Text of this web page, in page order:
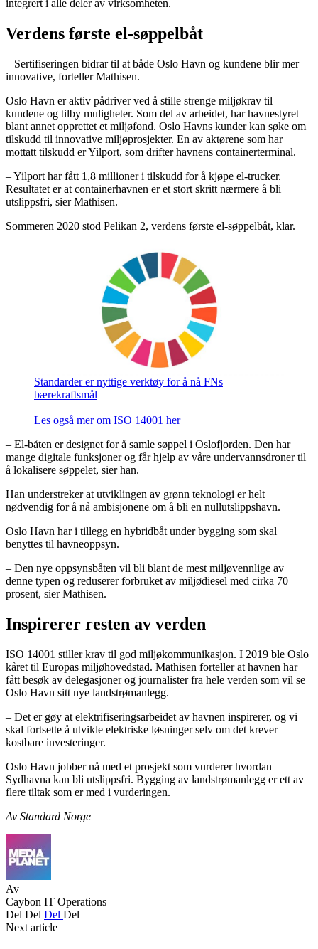
integrert i alle deler av virksomheten.
Verdens første el-søppelbåt
– Sertifiseringen bidrar til at både Oslo Havn og kundene blir mer
innovative, forteller Mathisen.
Oslo Havn er aktiv pådriver ved å stille strenge miljøkrav til
kundene og tilby muligheter. Som del av arbeidet, har havnestyret
blant annet opprettet et miljøfond. Oslo Havns kunder kan søke om
tilskudd til innovative miljøprosjekter. En av aktørene som har
mottatt tilskudd er Yilport, som drifter havnens containerterminal.
– Yilport har fått 1,8 millioner i tilskudd for å kjøpe el-trucker.
Resultatet er at containerhavnen er et stort skritt nærmere å bli
utslippsfri, sier Mathisen.
Sommeren 2020 stod Pelikan 2, verdens første el-søppelbåt, klar.
Standarder er nyttige verktøy for å nå FNs
bærekraftsmål
Les også mer om ISO 14001 her
– El-båten er designet for å samle søppel i Oslofjorden. Den har
mange digitale funksjoner og får hjelp av våre undervannsdroner til
å lokalisere søppelet, sier han.
Han understreker at utviklingen av grønn teknologi er helt
nødvendig for å nå ambisjonene om å bli en nullutslippshavn.
Oslo Havn har i tillegg en hybridbåt under bygging som skal
benyttes til havneoppsyn.
– Den nye oppsynsbåten vil bli blant de mest miljøvennlige av
denne typen og reduserer forbruket av miljødiesel med cirka 70
prosent, sier Mathisen.
Inspirerer resten av verden
ISO 14001 stiller krav til god miljøkommunikasjon. I 2019 ble Oslo
kåret til Europas miljøhovedstad. Mathisen forteller at havnen har
fått besøk av delegasjoner og journalister fra hele verden som vil se
Oslo Havn sitt nye landstrømanlegg.
– Det er gøy at elektrifiseringsarbeidet av havnen inspirerer, og vi
skal fortsette å utvikle elektriske løsninger selv om det krever
kostbare investeringer.
Oslo Havn jobber nå med et prosjekt som vurderer hvordan
Sydhavna kan bli utslippsfri. Bygging av landstrømanlegg er ett av
flere tiltak som er med i vurderingen.
Av Standard Norge
Av
Caybon IT Operations
Del Del Del Del
Next article